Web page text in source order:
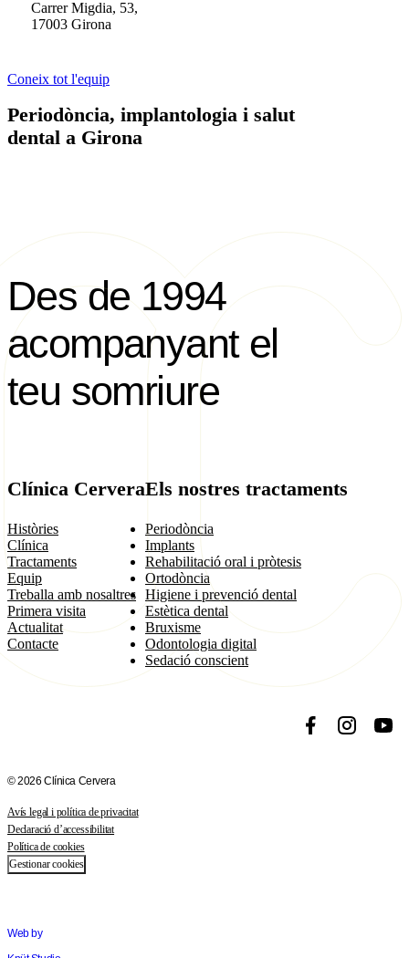
Carrer Migdia, 53,
17003 Girona
Coneix tot l'equip
Periodòncia, implantologia i salut
dental a Girona
Des de 1994
acompanyant el
teu somriure
Clínica Cervera
Històries
Clínica
Tractaments
Equip
Treballa amb nosaltres
Primera visita
Actualitat
Contacte
Els nostres tractaments
Periodòncia
Implants
Rehabilitació oral i pròtesis
Ortodòncia
Higiene i prevenció dental
Estètica dental
Bruxisme
Odontologia digital
Sedació conscient
FacebookInstagram
© 2026 Clínica Cervera
Avís legal i política de privacitat
Declaració d’accessibilitat
Política de cookies
Gestionar cookies
Web by